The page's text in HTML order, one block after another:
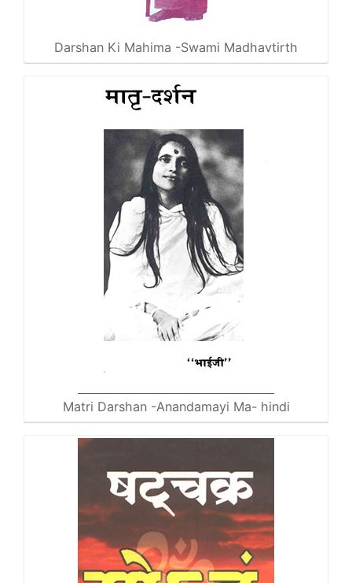
Darshan Ki Mahima -Swami Madhavtirth
Matri Darshan -Anandamayi Ma- hindi